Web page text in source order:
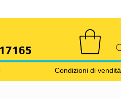
Condizioni di vendità